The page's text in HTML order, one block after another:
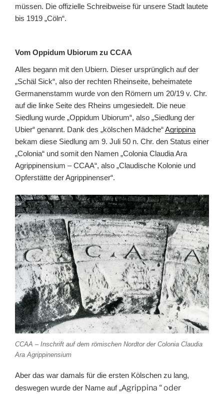
müssen. Die offizielle Schreibweise für unsere Stadt lautete
bis 1919 „Cöln“.
Vom Oppidum Ubiorum zu CCAA
Alles begann mit den Ubiern. Dieser ursprünglich auf der
„Schäl Sick“, also der rechten Rheinseite, beheimatete
Germanenstamm wurde von den Römern um 20/19 v. Chr.
auf die linke Seite des Rheins umgesiedelt. Die neue
Siedlung wurde „Oppidum Ubiorum“, also „Siedlung der
Ubier“ genannt. Dank des „kölschen Mädche“Agrippina
bekam diese Siedlung am 9. Juli 50 n. Chr. den Status einer
„Colonia“ und somit den Namen „Colonia Claudia Ara
Agrippinensium – CCAA“, also „Claudische Kolonie und
Opferstätte der Agrippinenser“.
CCAA – Inschrift auf dem römischen Nordtor der Colonia Claudia
Ara Agrippinensium
Aber das war damals für die ersten Kölschen zu lang,
deswegen wurde der Name auf „Agrippina “ oder